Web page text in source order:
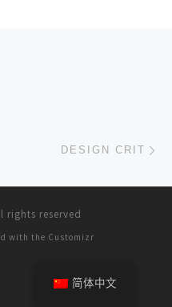
DESIGN CRIT
rights reserved
with the Customizr
简体中文